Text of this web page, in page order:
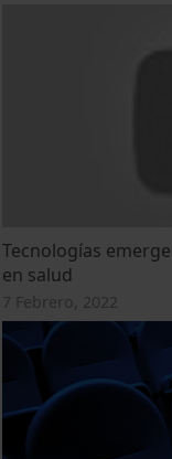
Tecnologías
en salud
7 Febrero, 2022